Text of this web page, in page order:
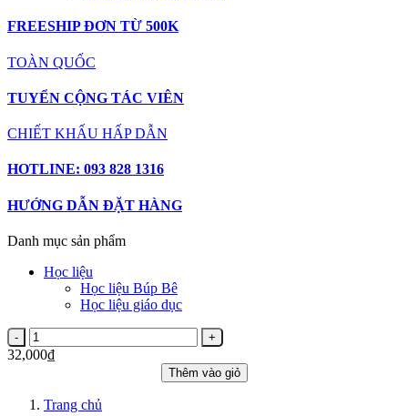
FREESHIP ĐƠN TỪ 500K
TOÀN QUỐC
TUYỂN CỘNG TÁC VIÊN
CHIẾT KHẤU HẤP DẪN
HOTLINE: 093 828 1316
HƯỚNG DẪN ĐẶT HÀNG
Danh mục sản phẩm
Học liệu
Học liệu Búp Bê
Học liệu giáo dục
32,000₫
Thêm vào giỏ
Trang chủ